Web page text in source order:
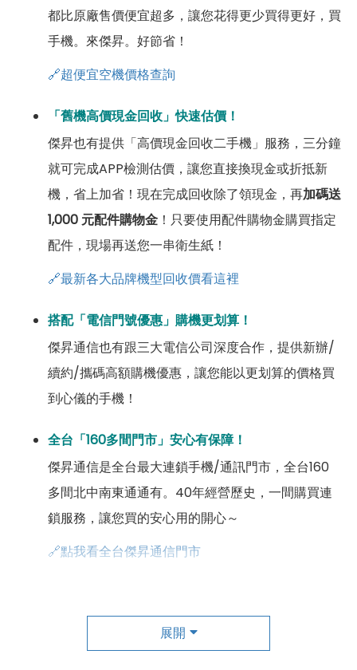
都比原廠售價便宜超多，讓您花得更少買得更好，買
手機。來傑昇。好節省！
🔗超便宜空機價格查詢
「舊機高價現金回收」快速估價！
傑昇也有提供「高價現金回收二手機」服務，三分鐘
就可完成APP檢測估價，讓您直接換現金或折抵新
機，省上加省！現在完成回收除了領現金，再加碼送
1,000 元配件購物金 ！只要使用配件購物金購買指定
配件，現場再送您一串衛生紙！
🔗最新各大品牌機型回收價看這裡
搭配「電信門號優惠」購機更划算！
傑昇通信也有跟三大電信公司深度合作，提供新辦/
續約/攜碼高額購機優惠，讓您能以更划算的價格買
到心儀的手機！
全台「160多間門市」安心有保障！
傑昇通信是全台最大連鎖手機/通訊門市，全台160
多間北中南東通通有。40年經營歷史，一間購買連
鎖服務，讓您買的安心用的開心～
🔗點我看全台傑昇通信門市
傑昇尊榮會員除了可以「消費集點兌換商品」，每半
年還有「200元配件購物金」，每年再送「VIP生日
展開